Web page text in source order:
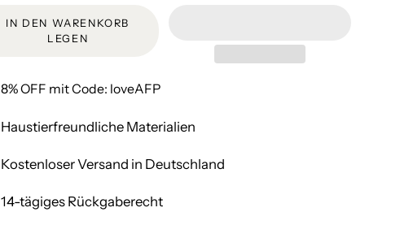
IN DEN WARENKORB
LEGEN
8% OFF mit Code: loveAFP
Haustierfreundliche Materialien
Kostenloser Versand in Deutschland
14-tägiges Rückgaberecht